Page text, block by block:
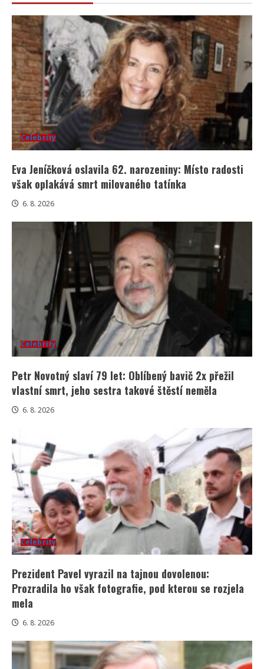
Celebrity
Eva Jeníčková oslavila 62. narozeniny: Místo radosti
však oplakává smrt milovaného tatínka
6. 8. 2026
Celebrity
Petr Novotný slaví 79 let: Oblíbený bavič 2x přežil
vlastní smrt, jeho sestra takové štěstí neměla
6. 8. 2026
Celebrity
Prezident Pavel vyrazil na tajnou dovolenou:
Prozradila ho však fotografie, pod kterou se rozjela
mela
6. 8. 2026